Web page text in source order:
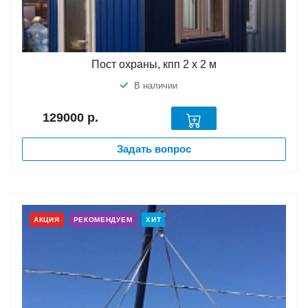
Пост охраны, кпп 2 х 2 м
В наличии
129000 р.
Задать вопрос
АКЦИЯ РЕКОМЕНДУЕМ ХИТ